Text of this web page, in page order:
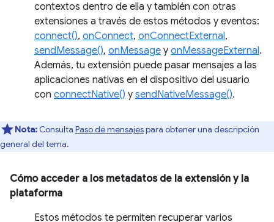
contextos dentro de ella y también con otras
extensiones a través de estos métodos y eventos:
connect(), onConnect, onConnectExternal,
sendMessage(), onMessage y onMessageExternal.
Además, tu extensión puede pasar mensajes a las
aplicaciones nativas en el dispositivo del usuario
con connectNative() y sendNativeMessage().
Nota: Consulta Paso de mensajespara obtener una descripción
general del tema.
Cómo acceder a los metadatos de la extensión y la
plataforma
Estos métodos te permiten recuperar varios